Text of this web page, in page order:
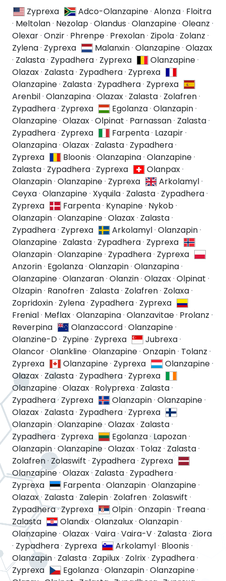
Zyprexa Adco-Olanzapine· Alonza· Floitra
· Meltolan· Nezolap· Olandus · Olanzapine· Oleanz ·
Olexar· Onzir· Phrenpe· Prexolan· Zipola· Zolanz ·
Zylena· Zyprexa Malanxin·Olanzapine·Olazax
· Zalasta· Zypadhera· Zyprexa Olanzapine·
Olazax· Zalasta· Zypadhera· Zyprexa
Olanzapine· Zalasta· Zypadhera· Zyprexa
Arenbil· Olanzapina· Olazax· Zalasta· Zolafren·
Zypadhera· Zyprexa Egolanza·Olanzapin·
Olanzapine· Olazax· Olpinat · Parnassan· Zalasta·
Zypadhera· Zyprexa Farpenta· Lazapir·
Olanzapina· Olazax· Zalasta· Zypadhera·
Zyprexa
Bloonis ·Olanzapina·Olanzapine·
Zalasta· Zypadhera· Zyprexa Olanpax·
Olanzapin· Olanzapine· Zyprexa Arkolamyl·
Ceyxa· Olanzapine· Xyquila· Zalasta· Zypadhera·
Zyprexa
Farpenta· Kynapine· Nykob·
Olanzapin· Olanzapine· Olazax· Zalasta·
Zypadhera· Zyprexa Arkolamyl·Olanzapin·
Olanzapine· Zalasta· Zypadhera· Zyprexa
Olanzapin· Olanzapine· Zypadhera· Zyprexa
Anzorin· Egolanza· Olanzapin· Olanzapina·
Olanzapine· Olanzaran· Olanzin· Olazax· Olpinat ·
Olzapin· Ranofren· Zalasta· Zolafren· Zolaxa·
Zopridoxin· Zylena· Zypadhera· Zyprexa
Frenial· Meflax· Olanzapina· Olanzavitae· Prolanz ·
Reverpina
Olanzaccord·Olanzapine·
Olanzine-D· Zypine· Zyprexa Jubrexa·
Olancor· Olankline· Olanzapine· Onzapin· Tolanz ·
Zyprexa
Olanzapine· Zyprexa Olanzapine·
Olazax· Zalasta· Zypadhera· Zyprexa
Olanzapine· Olazax· Rolyprexa· Zalasta·
Zypadhera· Zyprexa Olanzapin·Olanzapine·
Olazax· Zalasta· Zypadhera· Zyprexa
Olanzapin· Olanzapine· Olazax· Zalasta·
Zypadhera· Zyprexa Egolanza· Lapozan·
Olanzapin· Olanzapine· Olazax· Tolaz · Zalasta·
Zolafren · Zolaswift · Zypadhera· Zyprexa
Olanzapine· Olazax· Zalasta· Zypadhera·
Zyprexa
Farpenta·Olanzapin·Olanzapine·
Olazax· Zalasta· Zalepin· Zolafren· Zolaswift ·
Zypadhera·Zyprexa Olpin·Onzapin· Treana·
Zalasta
Olandix·Olanzalux·Olanzapin·
Olanzapine· Olazax· Vaira· Vaira-V· Zalasta· Ziora
· Zypadhera· Zyprexa Arkolamyl· Bloonis ·
Olanzapin· Zalasta· Zapilux· Zolrix· Zypadhera·
Zyprexa
Egolanza·Olanzapin·Olanzapine·